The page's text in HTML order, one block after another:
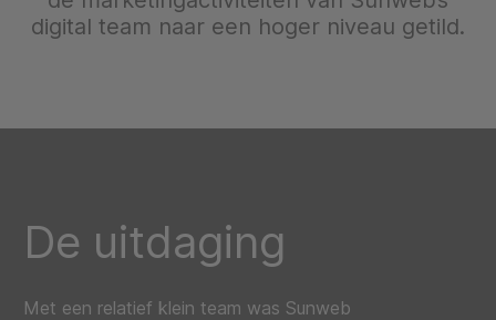
digital team naar een hoger niveau getild.
De uitdaging
Met een relatief klein team was Sunweb